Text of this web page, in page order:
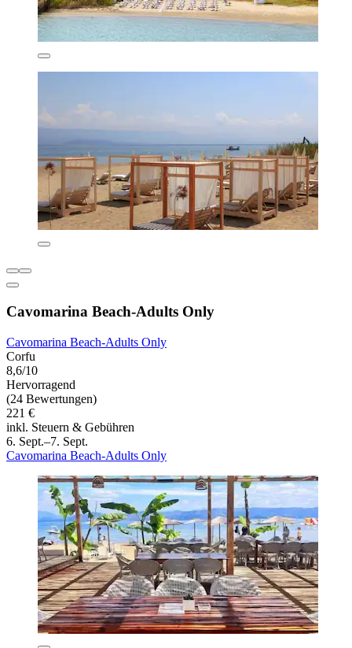
Cavomarina Beach-Adults Only
Cavomarina Beach-Adults Only
Corfu
8,6/10
Hervorragend
(24 Bewertungen)
221 €
inkl. Steuern & Gebühren
6. Sept.–7. Sept.
Cavomarina Beach-Adults Only